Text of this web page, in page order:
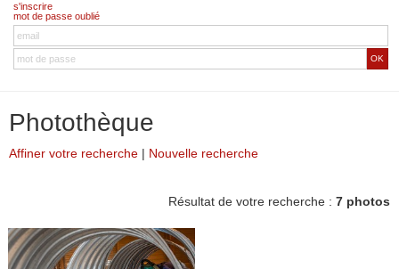
s'inscrire
mot de passe oublié
OK
Photothèque
Affiner votre recherche | Nouvelle recherche
Résultat de votre recherche : 7 photos